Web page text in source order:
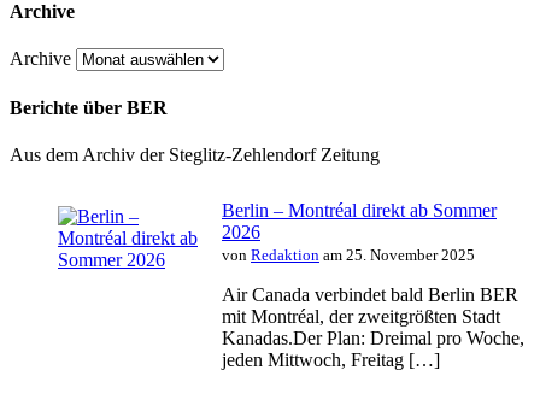
Archive
Archive
Berichte über BER
Aus dem Archiv der Steglitz-Zehlendorf Zeitung
Berlin – Montréal direkt ab Sommer
2026
von Redaktion am 25. November 2025
Air Canada verbindet bald Berlin BER
mit Montréal, der zweitgrößten Stadt
Kanadas.Der Plan: Dreimal pro Woche,
jeden Mittwoch, Freitag […]